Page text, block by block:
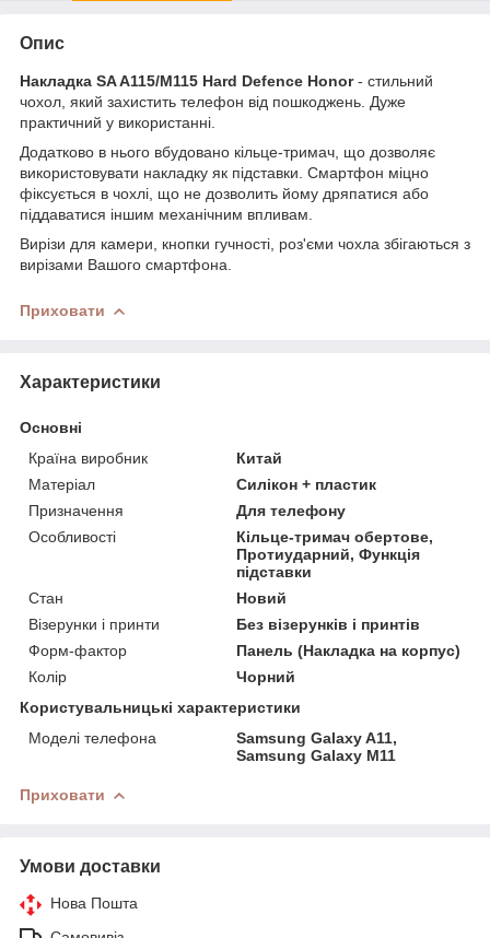
Опис
Накладка SA A115/M115 Hard Defence Honor- стильний
чохол, який захистить телефон від пошкоджень. Дуже
практичний у використанні.
Додатково в нього вбудовано кільце-тримач, що дозволяє
використовувати накладку як підставки. Смартфон міцно
фіксується в чохлі, що не дозволить йому дряпатися або
піддаватися іншим механічним впливам.
Вирізи для камери, кнопки гучності, роз'єми чохла збігаються з
вирізами Вашого смартфона.
Приховати
Характеристики
Основні
Країна виробник
Китай
Матеріал
Силікон + пластик
Призначення
Для телефону
Особливості
Кільце-тримач обертове,
Протиударний, Функція
підставки
Стан
Новий
Візерунки і принти
Без візерунків і принтів
Форм-фактор
Панель (Накладка на корпус)
Колір
Чорний
Користувальницькі характеристики
Моделі телефона
Samsung Galaxy A11,
Samsung Galaxy M11
Приховати
Умови доставки
Нова Пошта